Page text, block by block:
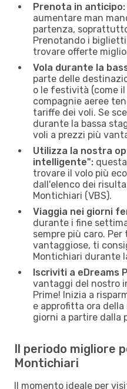
Prenota in anticipo:
aumentare man
partenza,
Prenotando i
trovare offerte
Vola durante la
parte delle
o le festività (come
compagnie aeree
tariffe dei voli. Se
durante la bassa
voli a prezzi più
Utilizza la nostra
intelligente":
trovare il volo più
dall'elenco dei
Montichiari (VBS).
Viaggia nei giorni
durante i fine
sempre più caro.
vantaggiose, ti
Montichiari durante
Iscriviti a eDreams
vantaggi del nostro
Prime! Inizia a
e approfitta ora
giorni a partire dalla
Il periodo migliore
Montichiari
Il momento ideale per